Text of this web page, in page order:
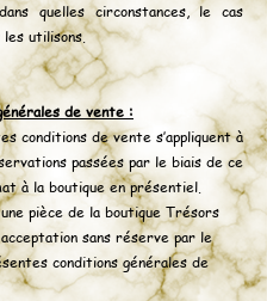
quelles circonstances, le cas
les utilisons.
de vente :
conditions de vente s’appliquent à
passées par le biais de ce
à la boutique en présentiel.
pièce de la boutique Trésors
sans réserve par le
conditions générales de